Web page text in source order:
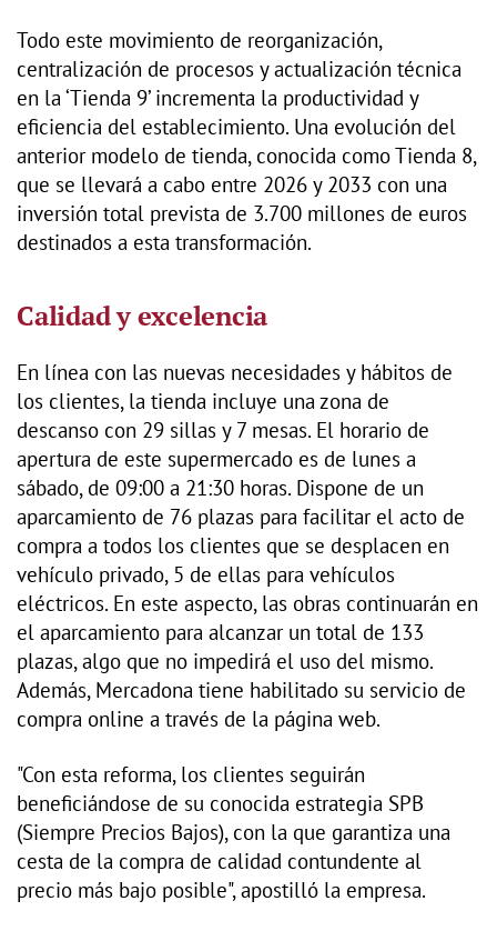
Todo este movimiento de reorganización,
centralización de procesos y actualización técnica
en la ‘Tienda 9’ incrementa la productividad y
eficiencia del establecimiento. Una evolución del
anterior modelo de tienda, conocida como Tienda 8,
que se llevará a cabo entre 2026 y 2033 con una
inversión total prevista de 3.700 millones de euros
destinados a esta transformación.
Calidad y excelencia
En línea con las nuevas necesidades y hábitos de
los clientes, la tienda incluye una zona de
descanso con 29 sillas y 7 mesas. El horario de
apertura de este supermercado es de lunes a
sábado, de 09:00 a 21:30 horas. Dispone de un
aparcamiento de 76 plazas para facilitar el acto de
compra a todos los clientes que se desplacen en
vehículo privado, 5 de ellas para vehículos
eléctricos. En este aspecto, las obras continuarán en
el aparcamiento para alcanzar un total de 133
plazas, algo que no impedirá el uso del mismo.
Además, Mercadona tiene habilitado su servicio de
compra online a través de la página web.
"Con esta reforma, los clientes seguirán
beneficiándose de su conocida estrategia SPB
(Siempre Precios Bajos), con la que garantiza una
cesta de la compra de calidad contundente al
precio más bajo posible", apostilló la empresa.